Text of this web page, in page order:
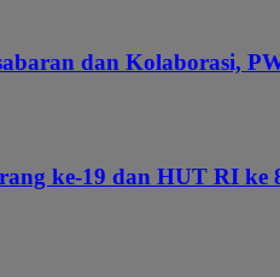
dan Kolaborasi,
ke-19 dan HUT RI